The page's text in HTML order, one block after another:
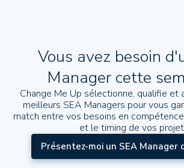
Vous avez besoin
Manager cette
Change Me Up sélectionne, qualifie et
meilleurs SEA Managers pour vous
match entre vos besoins en
et le timing de vos
Présentez-moi un SEA Manager